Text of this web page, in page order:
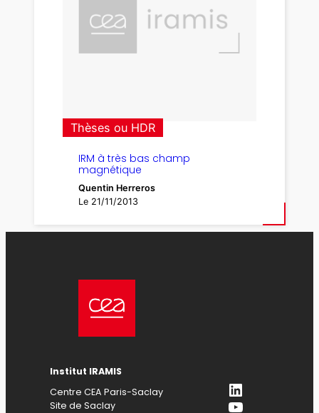
Thèses ou HDR
IRM à très bas champ
magnétique
Quentin Herreros
Le 21/11/2013
Institut IRAMIS
Centre CEA Paris-Saclay
Site de Saclay
LinkedIn
YouTube